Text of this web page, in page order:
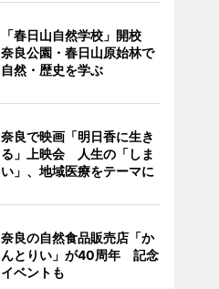
「春日山自然学校」開校
奈良公園・春日山原始林で
自然・歴史を学ぶ
奈良で映画「明日香に生き
る」上映会 人生の「しま
い」、地域医療をテーマに
奈良の自然食品販売店「か
んとりい」が40周年 記念
イベントも